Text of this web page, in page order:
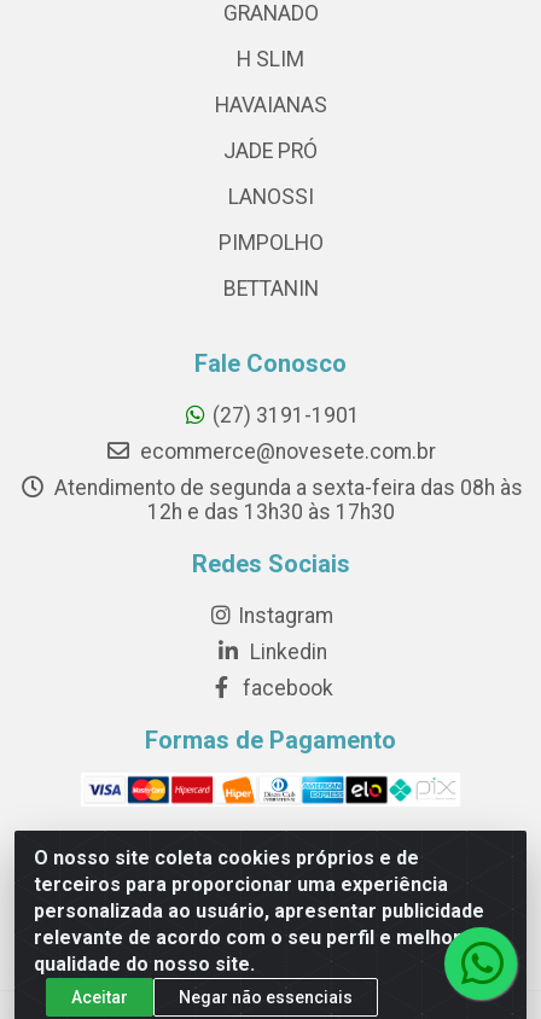
O nosso site coleta cookies próprios e de
terceiros para proporcionar uma experiência
personalizada ao usuário, apresentar publicidade
relevante de acordo com o seu perfil e melhorar a
qualidade do nosso site.
Aceitar Negar não essenciais
GRANADO
H SLIM
HAVAIANAS
JADE PRÓ
LANOSSI
PIMPOLHO
BETTANIN
Fale Conosco
(27) 3191-1901
ecommerce@novesete.com.br
Atendimento de segunda a sexta-feira das 08h às
12h e das 13h30 às 17h30
Redes Sociais
Instagram
Linkedin
facebook
Formas de Pagamento
Novesete Distribuidora LTDA - Avenida Setecentos, S/N,
Terminal Intermodal da Serra, Serra/ES - CEP 29161-414 -
CNPJ 29.479.604/0001-44